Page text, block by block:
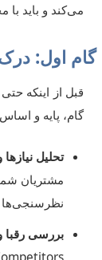
می‌کند و باید با
گام اول: درک
قبل از اینکه
گام، پایه و
تحلیل
مشتریان
نظرسنجی‌ها
بررسی رقبا